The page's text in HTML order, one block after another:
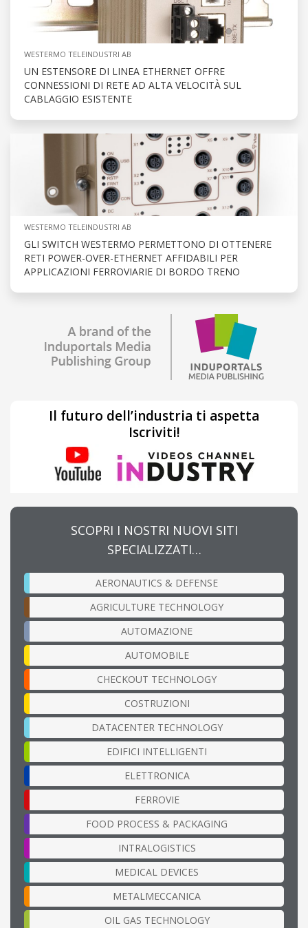
WESTERMO TELEINDUSTRI AB
UN ESTENSORE DI LINEA ETHERNET OFFRE
CONNESSIONI DI RETE AD ALTA VELOCITÀ SUL
CABLAGGIO ESISTENTE
WESTERMO TELEINDUSTRI AB
GLI SWITCH WESTERMO PERMETTONO DI OTTENERE
RETI POWER-OVER-ETHERNET AFFIDABILI PER
APPLICAZIONI FERROVIARIE DI BORDO TRENO
Il futuro dell’industria ti aspetta
Iscriviti!
SCOPRI I NOSTRI NUOVI SITI
SPECIALIZZATI…
AERONAUTICS & DEFENSE
AGRICULTURE TECHNOLOGY
AUTOMAZIONE
AUTOMOBILE
CHECKOUT TECHNOLOGY
COSTRUZIONI
DATACENTER TECHNOLOGY
EDIFICI INTELLIGENTI
ELETTRONICA
FERROVIE
FOOD PROCESS & PACKAGING
INTRALOGISTICS
MEDICAL DEVICES
METALMECCANICA
OIL GAS TECHNOLOGY